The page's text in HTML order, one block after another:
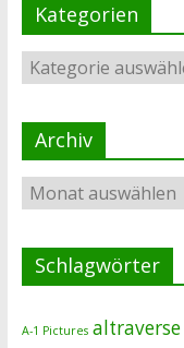
Kategorien
Kategorien
Archiv
Archiv
Schlagwörter
A-1 Pictures altraverse